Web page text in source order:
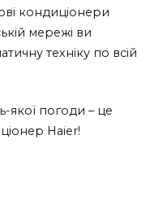
кондиціонери
мережі ви
техніку по всій
якої погоди – це
Haier!